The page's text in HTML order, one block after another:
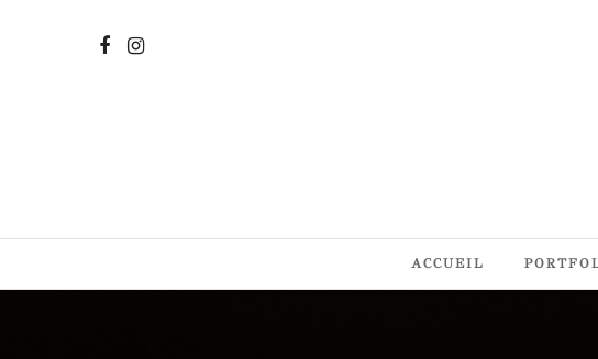
ACCUEIL